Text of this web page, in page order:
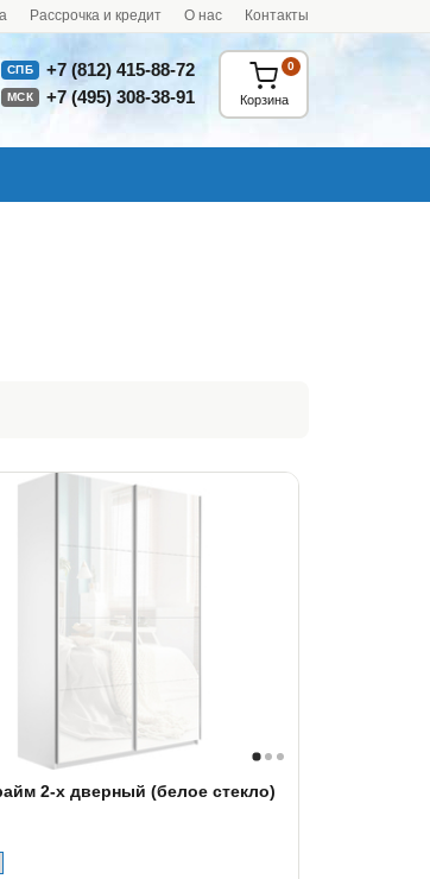
Рассрочка и кредит О нас Контакты
СПБ +7 (812) 415-88-72
МСК +7 (495) 308-38-91 Корзина
0
2-х дверный (белое стекло)